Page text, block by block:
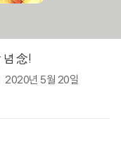
념 念!
2020년 5월 20일